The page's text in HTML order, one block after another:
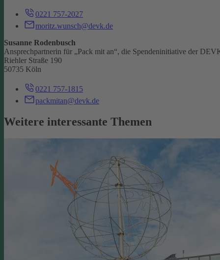
0221 757-2027
moritz.wunsch@devk.de
Susanne Rodenbusch
Ansprechpartnerin für „Pack mit an“, die Spendeninitiative der
Riehler Straße 190
50735 Köln
0221 757-1815
packmitan@devk.de
Weitere interessante Themen